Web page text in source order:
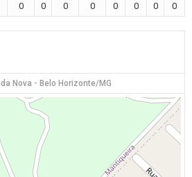
0 0 0 0 0 0 0 0
Nova - Belo Horizonte/MG